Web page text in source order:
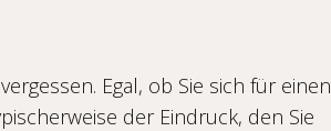
Egal, ob Sie sich für einen
der Eindruck, den Sie